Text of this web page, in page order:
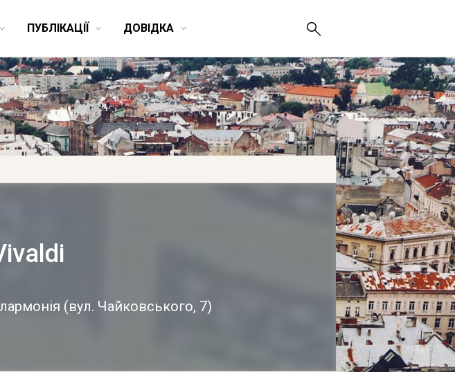
ПУБЛІКАЦІЇ ДОВІДКА
(вул. Чайковського, 7)